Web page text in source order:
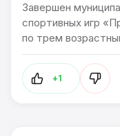
Завершен
спортивных игр
по трем
+1